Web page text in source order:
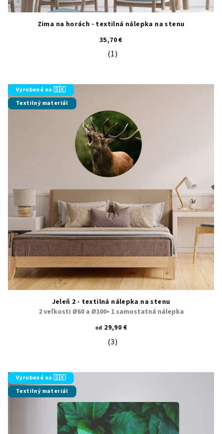
Zima na horách - textilná nálepka na stenu
35,70 €
Priemerné hodnotenie produktu
(1)
Vyrobené na 🇸🇰
Textilný materiál
Jeleň 2 - textilná nálepka na stenu
2 veľkosti Ø60 a Ø100• 1 samostatná nálepka
od 29,90 €
Priemerné hodnotenie produktu
(3)
Vyrobené na 🇸🇰
Textilný materiál